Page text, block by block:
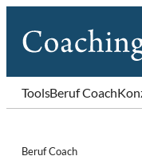
ToolsBeruf Coach
Beruf Coach